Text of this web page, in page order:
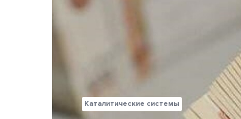
Каталитические системы